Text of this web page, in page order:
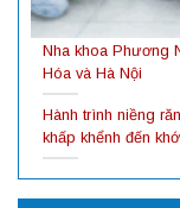
Nha khoa Phương
Hóa và Hà Nội
Hành trình niềng
khấp khểnh đến